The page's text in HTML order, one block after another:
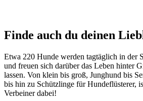
Finde auch du deinen
Etwa 220 Hunde werden tagtäglich in der
und freuen sich darüber das Leben hinter
lassen. Von klein bis groß, Junghund bis
bis hin zu Schützlinge für Hundeflüsterer,
Verbeiner dabei!